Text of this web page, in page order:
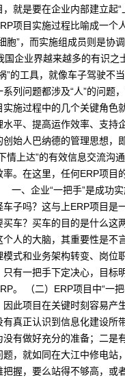
，就是要在企业内部建立
项目实施过程比喻成一个
胞”，而实施组成员则是协
企业界越来越多的有识之
”的工具，就像车子驾驶不
列问题都涉及“人”的问题
施过程中的几个关键角
平、提高运作效率、支持
始人巴纳德的管理思想，
情上达”的有效信息交流沟
。在这里，任何ERP项目
一、企业“一把手”是成功
子吗？这与上ERP项目是
车？买车的目的是什么这
人的大脑，其重要性是
式和业务架构转变、岗位
有一把手下定决心，目标
。 （二）ERP项目中“一
此项目在关键时刻容易产
真正认识到信息化建设所
没有做好充分的准备；二
，就如同在大江中修电站
握，要么站得不够高，或